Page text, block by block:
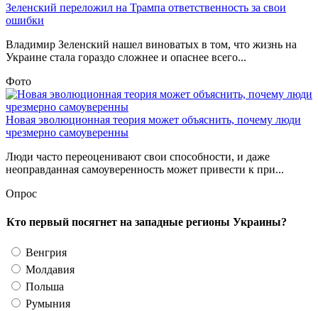
Зеленский переложил на Трампа ответственность за свои
ошибки
Владимир Зеленский нашел виноватых в том, что жизнь на
Украине стала гораздо сложнее и опаснее всего...
Фото
Новая эволюционная теория может объяснить, почему люди
чрезмерно самоуверенны
Люди часто переоценивают свои способности, и даже
неоправданная самоуверенность может привести к при...
Опрос
Кто первый посягнет на западные регионы Украины?
Венгрия
Молдавия
Польша
Румыния